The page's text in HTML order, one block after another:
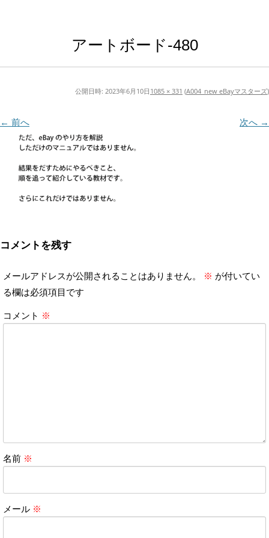
アートボード-480
公開日時: 2023年6月10日 1085 × 331 (A004_new eBayマスターズ)
← 前へ 次へ →
コメントを残す
メールアドレスが公開されることはありません。 ※ が付いてい
る欄は必須項目です
コメント ※
名前 ※
メール ※